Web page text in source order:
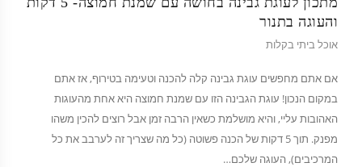
והעוגה בתנור
אוכל ביתי בקלות
אם אתם מחפשים עוגת גבינה קלה להכנה וטעימה בטירוף, אז אתם
במקום הנכון! עוגת הגבינה הזו עם שמנת חמוצה היא אחת מהעוגות
האהובות עליי, והיא מושלמת כשאין הרבה זמן אבל רוצים להכין משהו
מפנק. תוך 5 דקות של הכנה פשוטה (כל מה שצריך זה לערבב את כל
המרכיבים), העוגה שלכם…